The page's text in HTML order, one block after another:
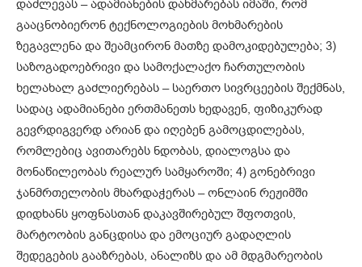
დაძლევას – ადამიანების დახმარებას იმაში, რომ
გააცნობიერონ ტექნოლოგიების მოხმარების
ზეგავლენა და შეამცირონ მათზე დამოკიდებულება; 3)
საზოგადოებრივი და სამოქალაქო ჩართულობის
ხელახალ გაძლიერებას – საერთო სივრცეების შექმნას,
სადაც ადამიანები ერთმანეთს ხედავენ, ფიზიკურად
გევრდიგვერდ არიან და იღებენ გამოცდილებას,
რომლებიც ავითარებს ნდობას, დიალოგსა და
მონაწილეობას რეალურ სამყაროში; 4) გონებრივი
ჯანმრთელობის მხარდაჭერას – ონლაინ რეჟიმში
დიდხანს ყოფნასთან დაკავშირებულ შფოთვის,
მარტოობის განცდისა და ემოციურ გადაღლის
შედეგების გააზრებას, ანალიზს და ამ მდგმარეობის